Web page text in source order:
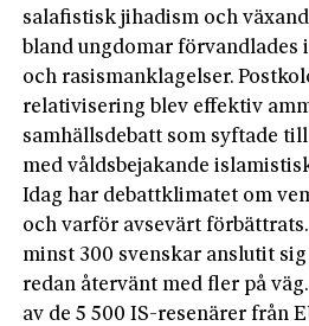
salafistisk jihadism och
bland ungdomar
och rasismanklagelser.
relativisering blev effektiv
samhällsdebatt som syftade
med våldsbejakande
Idag har debattklimatet om
och varför avsevärt
minst 300 svenskar anslutit
redan återvänt med fler på
av de 5 500 IS-resenärer från